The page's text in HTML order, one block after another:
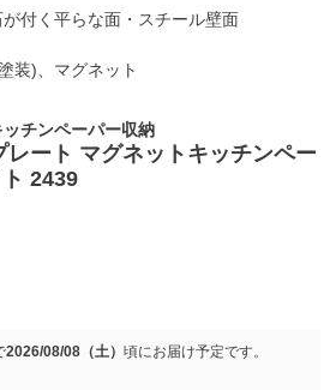
付く平らな面・スチール壁面
装)、マグネット
チンペーパー収納
レート マグネットキッチンペー
2439
2026/08/08（土） 頃にお届け予定です。